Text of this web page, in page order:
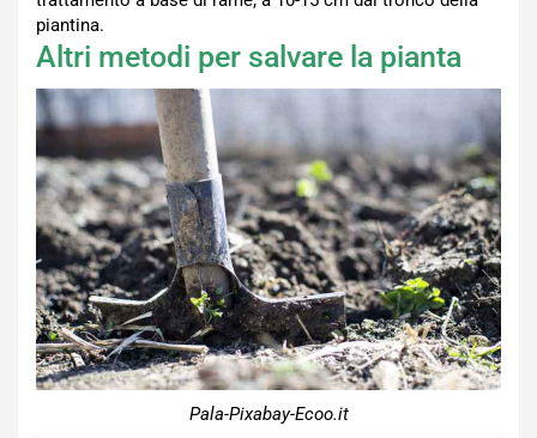
piantina.
Altri metodi per salvare la pianta
Pala-Pixabay-Ecoo.it